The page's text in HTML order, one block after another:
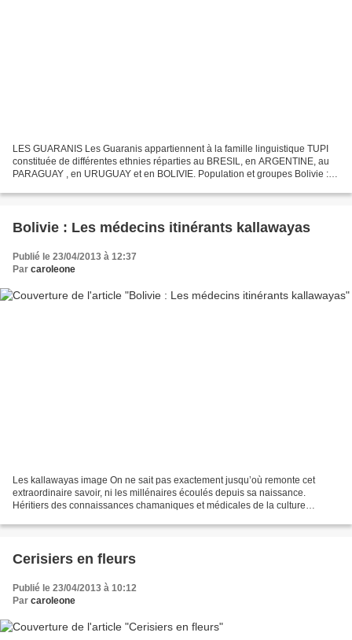
LES GUARANIS Les Guaranis appartiennent à la famille linguistique TUPI
constituée de différentes ethnies réparties au BRESIL, en ARGENTINE, au
PARAGUAY , en URUGUAY et en BOLIVIE. Population et groupes Bolivie :
Bolivie : Les médecins itinérants kallawayas
Publié le 23/04/2013 à 12:37
Par caroleone
Les kallawayas image On ne sait pas exactement jusqu’où remonte cet
extraordinaire savoir, ni les millénaires écoulés depuis sa naissance.
Héritiers des connaissances chamaniques et médicales de la culture
Cerisiers en fleurs
Publié le 23/04/2013 à 10:12
Par caroleone